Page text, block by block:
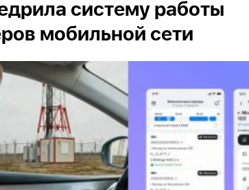
систему работы
мобильной сети